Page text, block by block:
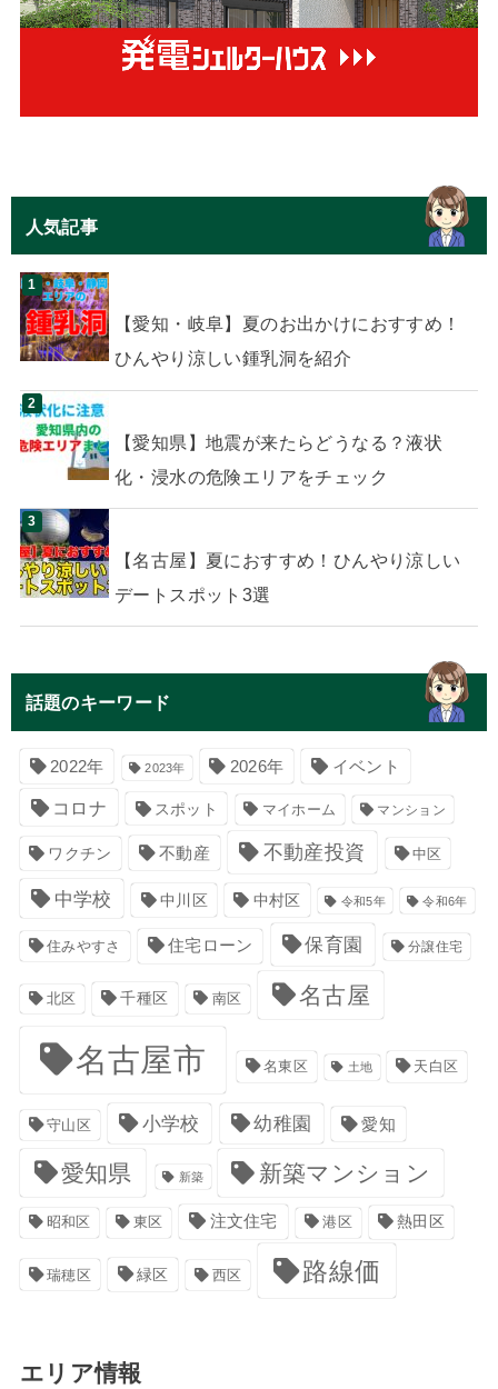
人気記事
【愛知・岐阜】夏のお出かけにおすすめ！
ひんやり涼しい鍾乳洞を紹介
【愛知県】地震が来たらどうなる？液状
化・浸水の危険エリアをチェック
【名古屋】夏におすすめ！ひんやり涼しい
デートスポット3選
話題のキーワード
2022年 2023年 2026年 イベント
コロナ スポット マイホーム マンション
ワクチン 不動産 不動産投資 中区
中学校 中川区 中村区 令和5年 令和6年
住みやすさ 住宅ローン 保育園 分譲住宅
北区 千種区 南区 名古屋
名古屋市 名東区 土地 天白区
守山区 小学校 幼稚園 愛知
愛知県 新築 新築マンション
昭和区 東区 注文住宅 港区 熱田区
瑞穂区 緑区 西区 路線価
エリア情報